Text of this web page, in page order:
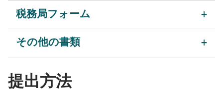
税務局フォーム
その他の書類
提出方法